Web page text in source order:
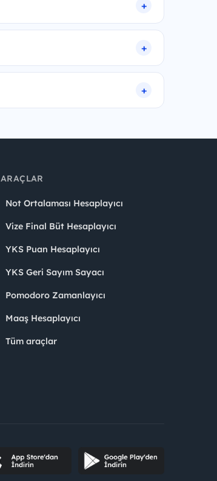
ARAÇLAR
Not Ortalaması Hesaplayıcı
Vize Final Büt Hesaplayıcı
YKS Puan Hesaplayıcı
YKS Geri Sayım Sayacı
Pomodoro Zamanlayıcı
Maaş Hesaplayıcı
Tüm araçlar